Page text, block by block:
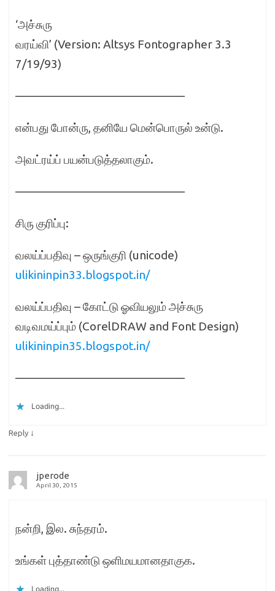
‘அச்சுரு
வரய்வி’ (Version: Altsys Fontographer 3.3
7/19/93)
——————————————–
என்பது போன்ரு, தனியே மென்பொருல் உன்டு.
அவட்ரய்ப் பயன்படுத்தலாகும்.
——————————————–
சிரு குரிப்பு:
வலய்ப்பதிவு – ஒருங்குரி (unicode)
ulikininpin33.blogspot.in/
வலய்ப்பதிவு – கோட்டு ஓவியலும் அச்சுரு
வடிவமய்ப்பும் (CorelDRAW and Font Design)
ulikininpin35.blogspot.in/
——————————————–
Loading...
Reply ↓
jperode
April 30, 2015
நன்றி, இல. சுந்தரம்.
உங்கள் புத்தாண்டு ஒளிமயமானதாகுக.
Loading...